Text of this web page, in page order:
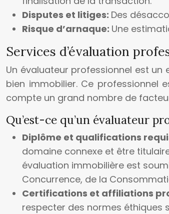
Disputes et litiges: Des
Risque d’arnaque: Une
Services d’évaluation
Un évaluateur professionnel est un
bien immobilier. Ce professionnel
compte un grand nombre de
Qu’est-ce qu’un évaluateur
Diplôme et qualifications
domaine connexe et être
évaluation immobilière est
Concurrence, de la
Certifications et affiliations
respecter des normes éthiques